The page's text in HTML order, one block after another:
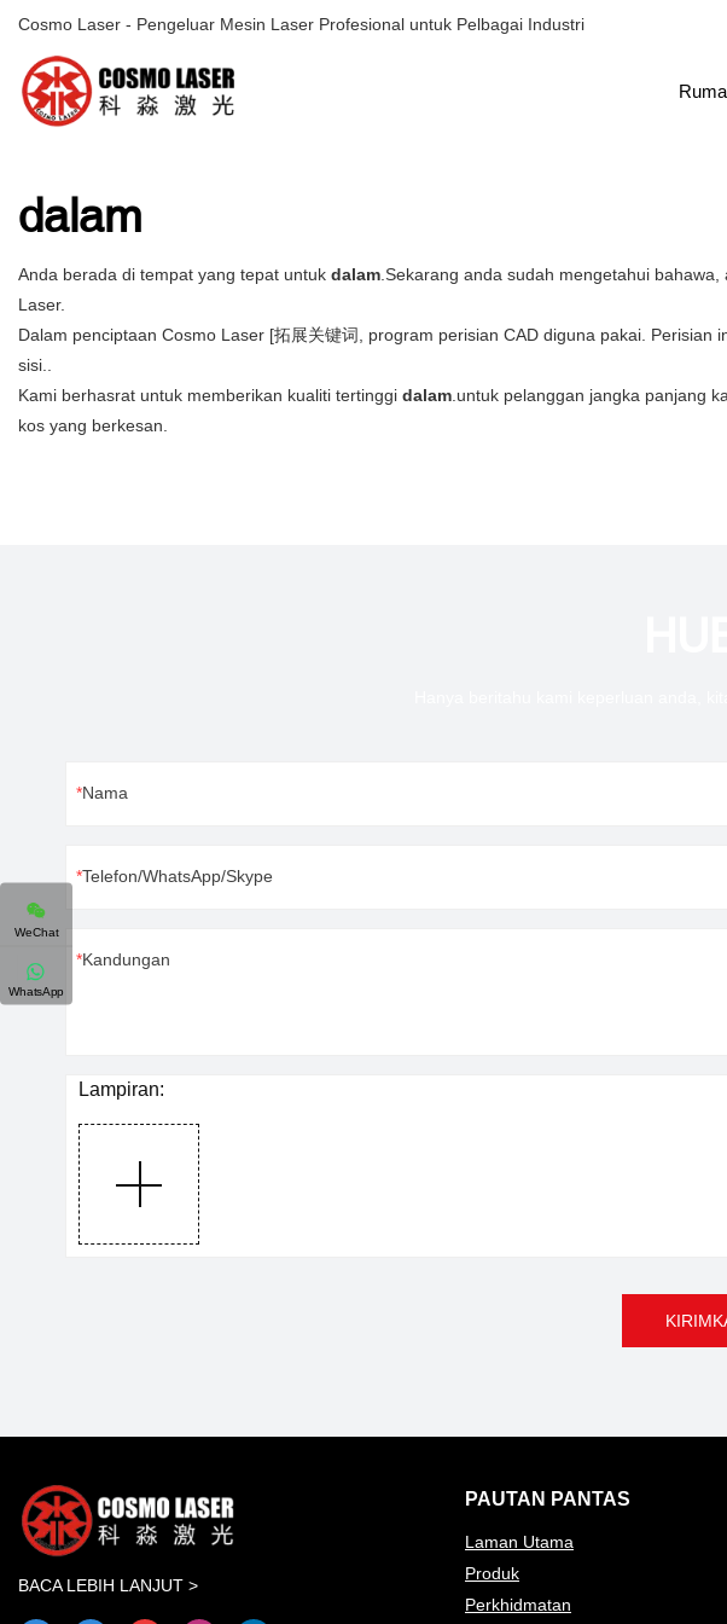
Cosmo Laser - Pengeluar Mesin Laser Profesional untuk Pelbagai Industri
dalam
Anda berada di tempat yang tepat untuk dalam.Sekarang anda sudah mengetahui
Laser.
Dalam penciptaan Cosmo Laser [拓展关键词, program perisian CAD diguna pakai.
sisi..
Kami berhasrat untuk memberikan kualiti tertinggi dalam.untuk pelanggan jangka panjang
kos yang berkesan.
Nama
Telefon/WhatsApp/Skype
Kandungan
Lampiran:
BACA LEBIH LANJUT >
PAUTAN PANTAS
Laman Utama
Produk
Perkhidmatan
WeChat
WhatsApp